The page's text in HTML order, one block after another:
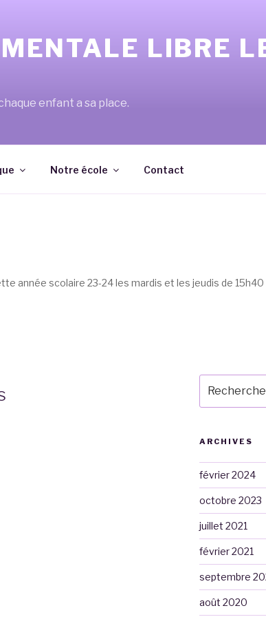
LIBRE
enfant a sa place.
Notre école Contact
année scolaire 23-24 les mardis et les jeudis de
pour
:
ARCHIVES
février 2024
octobre 2023
juillet 2021
février 2021
septembre
août 2020